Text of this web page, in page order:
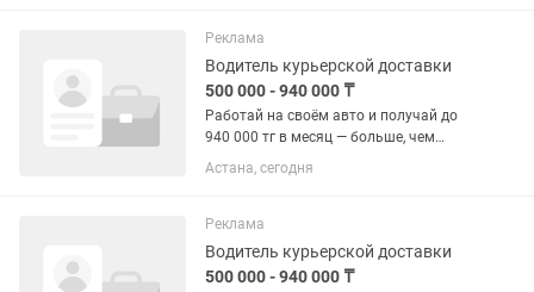
Доход выше среднего по такси...
Реклама
Водитель курьерской доставки
500 000 - 940 000 ₸
Работай на своём авто и получай до
940 000 тг в месяц — больше, чем
рулём такси! Доставка еды —
стабильный спрос, короткие маршруты
Доход выше среднего по такси...
Астана, сегодня
Реклама
Водитель курьерской доставки
500 000 - 940 000 ₸